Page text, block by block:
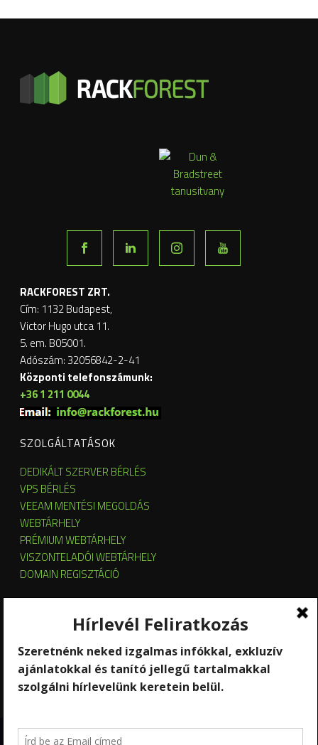
RACKFOREST ZRT.
Cím: 1132 Budapest,
Victor Hugo utca 11.
5. em. B05001.
Adószám: 32056842-2-41
Központi telefonszámunk:
+36 1 211 0044
SZOLGÁLTATÁSOK
DEDIKÁLT SZERVER BÉRLÉS
VPS BÉRLÉS
VEEAM MENTÉSI MEGOLDÁS
WEBTÁRHELY
PRÉMIUM WEBTÁRHELY
VISZONTELADÓI WEBTÁRHELY
DOMAIN REGISZTÁCIÓ
SZERVER ÜZEMELTETÉS
SZOFTVERBÉRLÉS
STREAMING
Copyright 2026 © RackForest